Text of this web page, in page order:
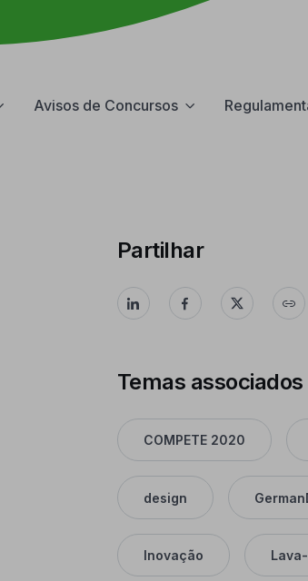
Avisos de Concursos
Partilhar
Temas associados
COMPETE 2020
design
Inovação